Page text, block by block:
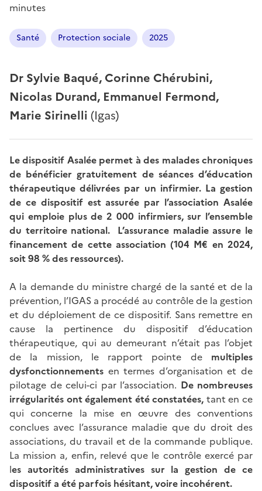
minutes
Santé Protection sociale 2025
Dr Sylvie Baqué, Corinne Chérubini,
Nicolas Durand, Emmanuel Fermond,
Marie Sirinelli (Igas)
Le dispositif Asalée permet à des malades chroniques
de bénéficier gratuitement de séances d’éducation
thérapeutique délivrées par un infirmier. La gestion
de ce dispositif est assurée par l’association Asalée
qui emploie plus de 2 000 infirmiers, sur l’ensemble
du territoire national. L’assurance maladie assure le
financement de cette association (104 M€ en 2024,
soit 98 % des ressources).
A la demande du ministre chargé de la santé et de la
prévention, l’IGAS a procédé au contrôle de la gestion
et du déploiement de ce dispositif. Sans remettre en
cause la pertinence du dispositif d’éducation
thérapeutique, qui au demeurant n’était pas l’objet
de la mission, le rapport pointe de multiples
dysfonctionnements en termes d’organisation et de
pilotage de celui-ci par l’association. De nombreuses
irrégularités ont également été constatées, tant en ce
qui concerne la mise en œuvre des conventions
conclues avec l’assurance maladie que du droit des
associations, du travail et de la commande publique.
La mission a, enfin, relevé que le contrôle exercé par
les autorités administratives sur la gestion de ce
dispositif a été parfois hésitant, voire incohérent.